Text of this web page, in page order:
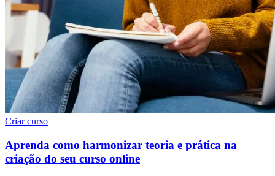
Criar curso
Aprenda como harmonizar teoria e prática na
criação do seu curso online